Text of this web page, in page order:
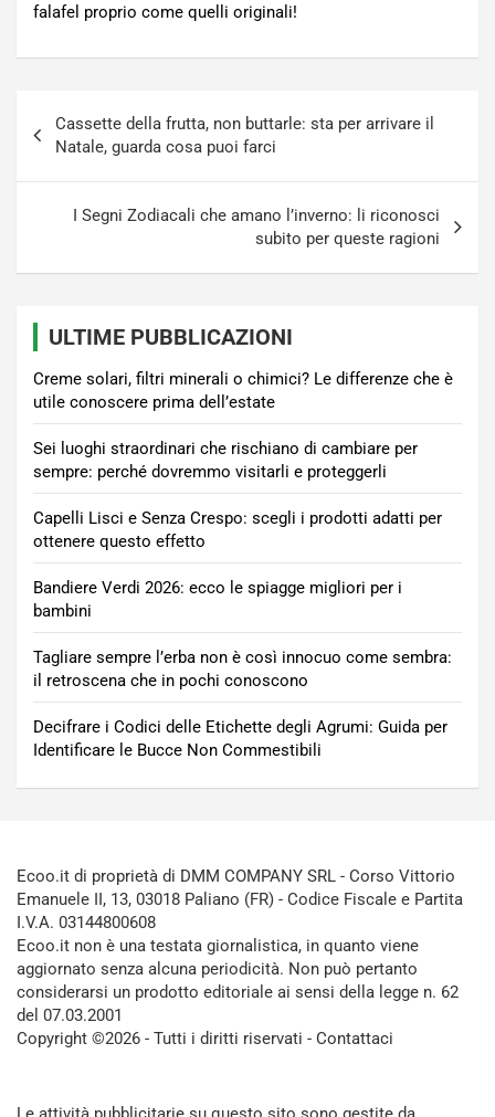
falafel proprio come quelli originali!
articoli
Cassette della frutta, non buttarle: sta per arrivare il
Natale, guarda cosa puoi farci
I Segni Zodiacali che amano l’inverno: li riconosci
subito per queste ragioni
ULTIME PUBBLICAZIONI
Creme solari, filtri minerali o chimici? Le differenze che è
utile conoscere prima dell’estate
Sei luoghi straordinari che rischiano di cambiare per
sempre: perché dovremmo visitarli e proteggerli
Capelli Lisci e Senza Crespo: scegli i prodotti adatti per
ottenere questo effetto
Bandiere Verdi 2026: ecco le spiagge migliori per i
bambini
Tagliare sempre l’erba non è così innocuo come sembra:
il retroscena che in pochi conoscono
Decifrare i Codici delle Etichette degli Agrumi: Guida per
Identificare le Bucce Non Commestibili
Ecoo.it di proprietà di DMM COMPANY SRL - Corso Vittorio
Emanuele II, 13, 03018 Paliano (FR) - Codice Fiscale e Partita
I.V.A. 03144800608
Ecoo.it non è una testata giornalistica, in quanto viene
aggiornato senza alcuna periodicità. Non può pertanto
considerarsi un prodotto editoriale ai sensi della legge n. 62
del 07.03.2001
Copyright ©2026 - Tutti i diritti riservati - Contattaci